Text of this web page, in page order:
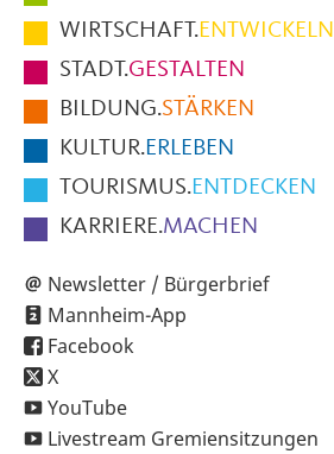
im
Fußbereich
der
Seite
WIRTSCHAFT.ENTWICKELN
STADT.GESTALTEN
BILDUNG.STÄRKEN
KULTUR.ERLEBEN
TOURISMUS.ENTDECKEN
KARRIERE.MACHEN
Newsletter / Bürgerbrief
Mannheim-App
Facebook
X
YouTube
Livestream Gremiensitzungen